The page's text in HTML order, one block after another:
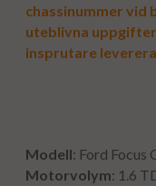
chassinummer vid
uteblivna
insprutare
Modell: Ford Focus
Motorvolym: 1.6